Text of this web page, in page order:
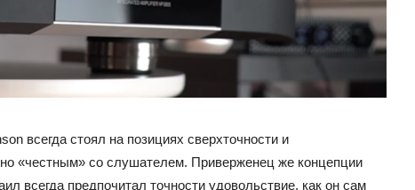
всегда стоял на позициях сверхточности и
«честным» со слушателем. Приверженец же концепции
всегда предпочитал точности удовольствие, как он сам